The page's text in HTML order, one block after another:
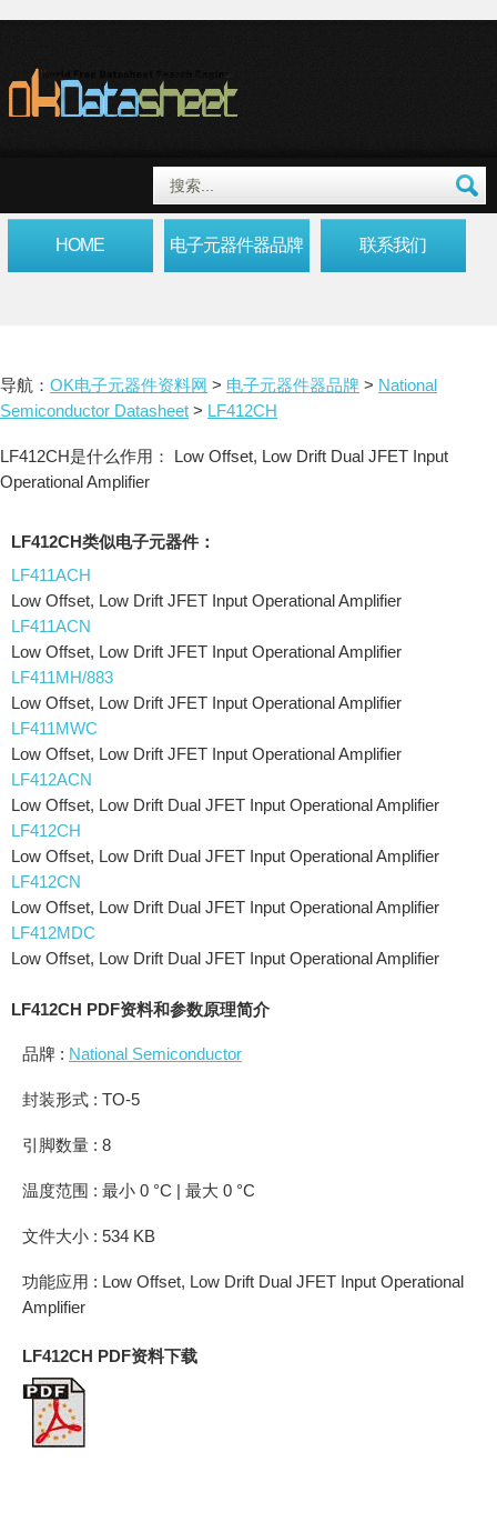
HOME 电子元器件器品牌 联系我们
导航： OK电子元器件资料网 > 电子元器件器品牌 > National
Semiconductor Datasheet > LF412CH
LF412CH是什么作用： Low Offset, Low Drift Dual JFET Input
Operational Amplifier
LF412CH类似电子元器件：
LF411ACH
Low Offset, Low Drift JFET Input Operational Amplifier
LF411ACN
Low Offset, Low Drift JFET Input Operational Amplifier
LF411MH/883
Low Offset, Low Drift JFET Input Operational Amplifier
LF411MWC
Low Offset, Low Drift JFET Input Operational Amplifier
LF412ACN
Low Offset, Low Drift Dual JFET Input Operational Amplifier
LF412CH
Low Offset, Low Drift Dual JFET Input Operational Amplifier
LF412CN
Low Offset, Low Drift Dual JFET Input Operational Amplifier
LF412MDC
Low Offset, Low Drift Dual JFET Input Operational Amplifier
LF412CH PDF资料和参数原理简介
品牌 : National Semiconductor
封装形式 : TO-5
引脚数量 : 8
温度范围 : 最小 0 °C | 最大 0 °C
文件大小 : 534 KB
功能应用 : Low Offset, Low Drift Dual JFET Input Operational
Amplifier
LF412CH PDF资料下载